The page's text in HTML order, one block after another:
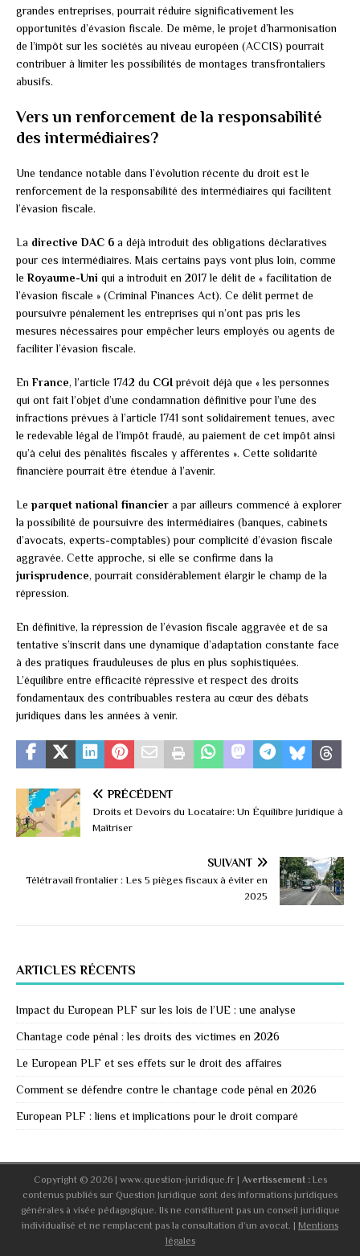
grandes entreprises, pourrait réduire significativement les
opportunités d’évasion fiscale. De même, le projet d’harmonisation
de l’impôt sur les sociétés au niveau européen (ACCIS) pourrait
contribuer à limiter les possibilités de montages transfrontaliers
abusifs.
Vers un renforcement de la responsabilité
des intermédiaires?
Une tendance notable dans l’évolution récente du droit est le
renforcement de la responsabilité des intermédiaires qui facilitent
l’évasion fiscale.
La directive DAC 6 a déjà introduit des obligations déclaratives
pour ces intermédiaires. Mais certains pays vont plus loin, comme
leRoyaume-Uni qui a introduit en 2017 le délit de « facilitation de
l’évasion fiscale » (Criminal Finances Act). Ce délit permet de
poursuivre pénalement les entreprises qui n’ont pas pris les
mesures nécessaires pour empêcher leurs employés ou agents de
faciliter l’évasion fiscale.
En France, l’article 1742 du CGI prévoit déjà que « les personnes
qui ont fait l’objet d’une condamnation définitive pour l’une des
infractions prévues à l’article 1741 sont solidairement tenues, avec
le redevable légal de l’impôt fraudé, au paiement de cet impôt ainsi
qu’à celui des pénalités fiscales y afférentes ». Cette solidarité
financière pourrait être étendue à l’avenir.
Le parquet national financier a par ailleurs commencé à explorer
la possibilité de poursuivre des intermédiaires (banques, cabinets
d’avocats, experts-comptables) pour complicité d’évasion fiscale
aggravée. Cette approche, si elle se confirme dans la
jurisprudence, pourrait considérablement élargir le champ de la
répression.
En définitive, la répression de l’évasion fiscale aggravée et de sa
tentative s’inscrit dans une dynamique d’adaptation constante face
à des pratiques frauduleuses de plus en plus sophistiquées.
L’équilibre entre efficacité répressive et respect des droits
fondamentaux des contribuables restera au cœur des débats
juridiques dans les années à venir.
PRÉCÉDENT
Droits et Devoirs du Locataire: Un Équilibre Juridique à
Maîtriser
SUIVANT
Télétravail frontalier : Les 5 pièges fiscaux à éviter en
2025
ARTICLES RÉCENTS
Impact du European PLF sur les lois de l’UE : une analyse
Chantage code pénal : les droits des victimes en 2026
Le European PLF et ses effets sur le droit des affaires
Comment se défendre contre le chantage code pénal en 2026
European PLF : liens et implications pour le droit comparé
Copyright © 2026 | www.question-juridique.fr | Avertissement :Les
contenus publiés sur Question Juridique sont des informations juridiques
générales à visée pédagogique. Ils ne constituent pas un conseil juridique
individualisé et ne remplacent pas la consultation d’un avocat. | Mentions
légales